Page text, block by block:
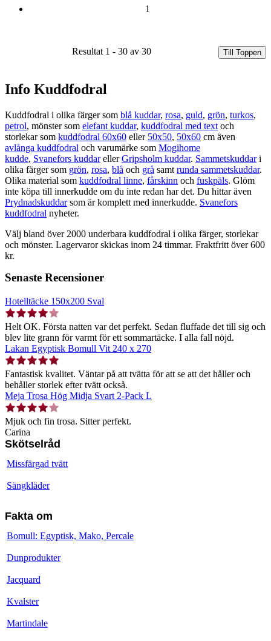
1
Resultat 1 - 30 av 30 Till Toppen
Info Kuddfodral
Kuddfodral i olika färger som blå kuddar, rosa, guld, grön, turkos,
petrol, mönster som elefant kuddar, kuddfodral med text och
storlekar som kuddfodral 60x60 eller 50x50, 50x60 cm även
avlånga kuddfodral och varumärke som Mogihome
kudde, Svanefors kuddarellerGripsholm kuddar. Sammetskuddari
olika färger som grön, rosa, blå och grå samt runda sammetskuddar.
Olika material som kuddfodral linne, fårskinn och fuskpäls. Glöm
inte köpa till innerkudde om du inte redan har det. Du hittar även
Prydnadskuddarsom är komplett med innerkudde. Svanefors
kuddfodral nyheter.
Välj bland över 2000 underbara kuddfodral i olika färger, storlekar
och mönster. Lagervaror skickas inom 24 timmar. Fraktfritt över 600
kr.
Senaste Recensioner
Hotelltäcke 150x200 Sval
Helt OK. Första natten var det perfekt. Sedan fluffade det till sig och
blev lite grann för varmt för ett sommartäcke. I alla fall nöjd.
Lakan Egyptisk Bomull Vit 240 x 270
Fantastisk kvalitet. Väntar på att tvätta för att se att det håller och
behåller storlek efter tvätt också.
Meja Trosa Hög Midja Svart 2-Pack L
Mjuk och fin trosa. Sitter perfekt.
Carina
Skötselråd
Missfärgad tvätt
Sängkläder
Fakta om
Bomull: Egyptisk, Mako, Percale
Dunprodukter
Jacquard
Kvalster
Martindale